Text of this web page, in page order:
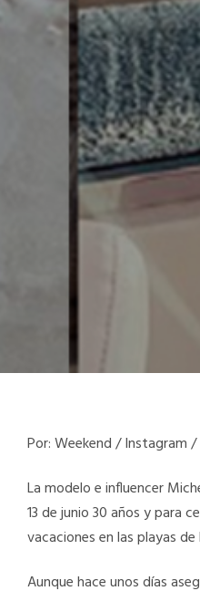
Por: Weekend / Instagram /
La modelo e influencer
13 de junio 30 años y para
vacaciones en las playas de
Aunque hace unos días